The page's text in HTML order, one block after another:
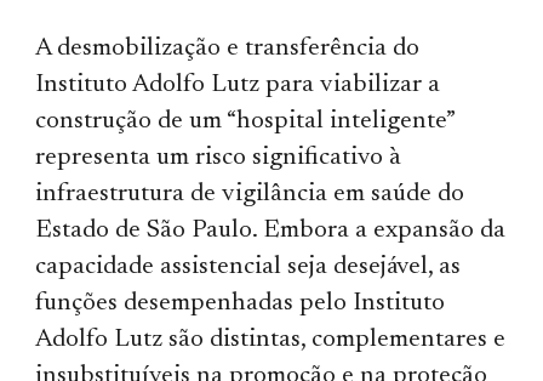
A desmobilização e transferência do
Instituto Adolfo Lutz para viabilizar a
construção de um “hospital inteligente”
representa um risco significativo à
infraestrutura de vigilância em saúde do
Estado de São Paulo. Embora a expansão da
capacidade assistencial seja desejável, as
funções desempenhadas pelo Instituto
Adolfo Lutz são distintas, complementares e